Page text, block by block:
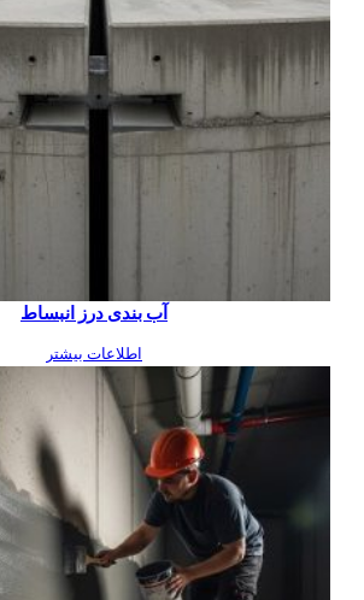
آب بندی درز انبساط
اطلاعات بیشتر